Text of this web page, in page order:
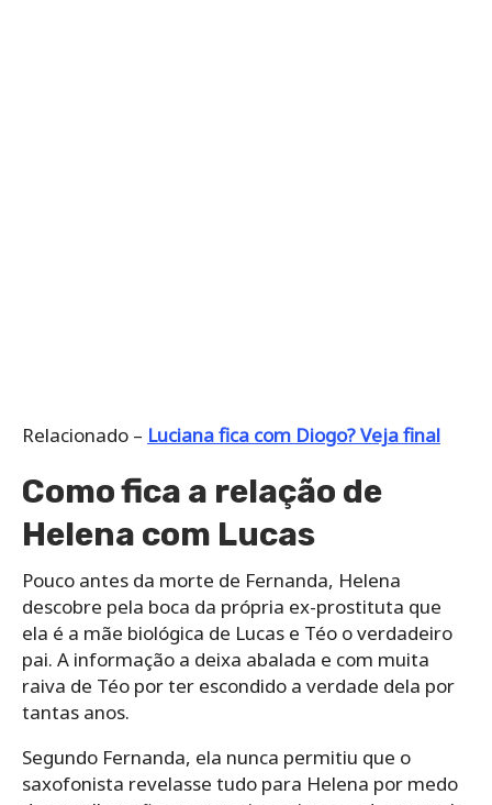
Relacionado – Luciana fica com Diogo? Veja final
Como fica a relação de
Helena com Lucas
Pouco antes da morte de Fernanda, Helena
descobre pela boca da própria ex-prostituta que
ela é a mãe biológica de Lucas e Téo o verdadeiro
pai. A informação a deixa abalada e com muita
raiva de Téo por ter escondido a verdade dela por
tantas anos.
Segundo Fernanda, ela nunca permitiu que o
saxofonista revelasse tudo para Helena por medo